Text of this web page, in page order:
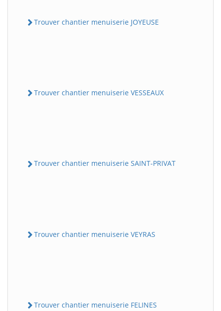
Trouver chantier menuiserie JOYEUSE
Trouver chantier menuiserie VESSEAUX
Trouver chantier menuiserie SAINT-PRIVAT
Trouver chantier menuiserie VEYRAS
Trouver chantier menuiserie FELINES